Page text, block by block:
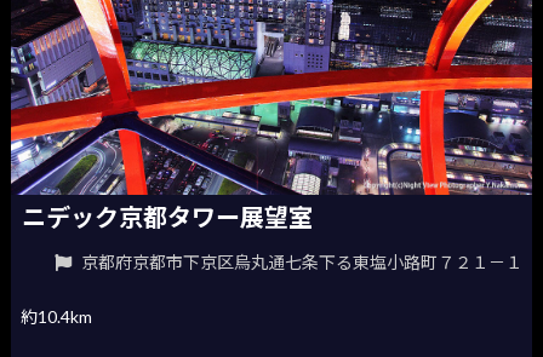
ニデック京都タワー展望室
京都府京都市下京区烏丸通七条下る東塩小路町７２１－１
約10.4km